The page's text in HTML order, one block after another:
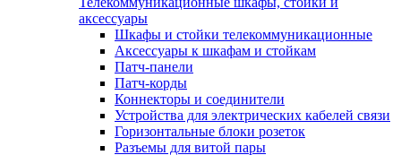
аксессуары
Шкафы и стойки телекоммуникационные
Аксессуары к шкафам и стойкам
Патч-панели
Патч-корды
Коннекторы и соединители
Устройства для электрических кабелей связи
Горизонтальные блоки розеток
Разъемы для витой пары